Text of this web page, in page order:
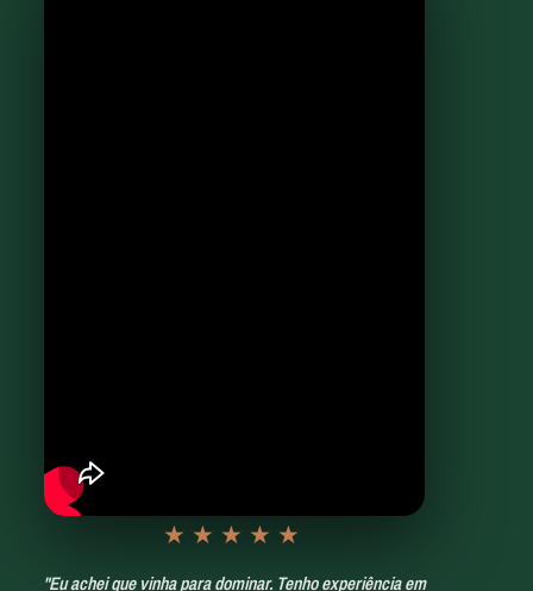
★★★★★
"Eu achei que vinha para dominar. Tenho experiência em